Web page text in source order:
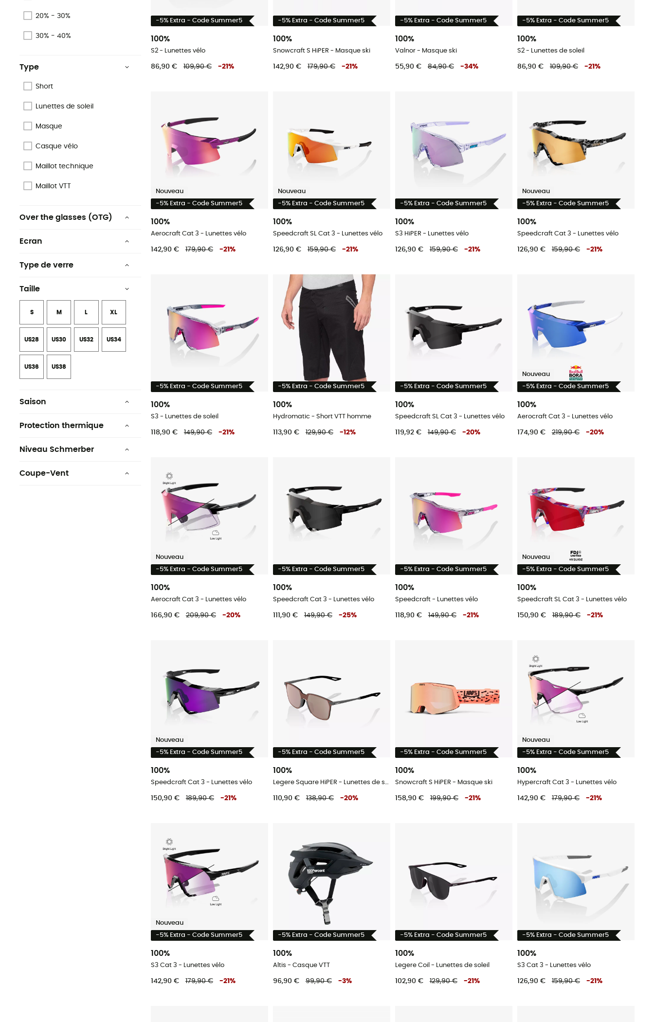
20% - 30%
30% - 40%
Type
Short
Lunettes de soleil
Masque
Casque vélo
Maillot technique
Maillot VTT
Over the glasses (OTG)
Ecran
Type de verre
Taille
S M L XL
US28 US30 US32 US34
US36 US38
Saison
Printemps
Protection thermique
Niveau Schmerber
Coupe-Vent
-5% Extra - Code Summer5
100%
S2 - Lunettes vélo
86,90 € 109,90 € -21 %
-5% Extra - Code Summer5
100%
Snowcraft S HiPER - Masque ski
142,90 € 179,90 € -21 %
-5% Extra - Code Summer5
100%
Valnor - Masque ski
55,90 € 84,90 € -34%
-5% Extra - Code Summer5
100%
S2 - Lunettes de soleil
86,90 € 109,90 € -21 %
Nouveau
-5% Extra - Code Summer5
100%
Aerocraft Cat 3 - Lunettes vélo
142,90 € 179,90 € -21 %
Nouveau
-5% Extra - Code Summer5
100%
Speedcraft SL Cat 3 - Lunettes vélo
126,90 € 159,90 € -21 %
-5% Extra - Code Summer5
100%
S3 HiPER - Lunettes vélo
126,90 € 159,90 € -21 %
Nouveau
-5% Extra - Code Summer5
100%
Speedcraft Cat 3 - Lunettes vélo
126,90 € 159,90 € -21 %
-5% Extra - Code Summer5
100%
S3 - Lunettes de soleil
118,90 € 149,90 € -21 %
-5% Extra - Code Summer5
100%
Hydromatic - Short VTT homme
113,90 € 129,90 € -12%
-5% Extra - Code Summer5
100%
Speedcraft SL Cat 3 - Lunettes vélo
119,92 € 149,90 € -20%
Nouveau
-5% Extra - Code Summer5
100%
Aerocraft Cat 3 - Lunettes vélo
174,90 € 219,90 € -20%
Nouveau
-5% Extra - Code Summer5
100%
Aerocraft Cat 3 - Lunettes vélo
166,90 € 209,90 € -20%
-5% Extra - Code Summer5
100%
Speedcraft Cat 3 - Lunettes vélo
111,90 € 149,90 € -25%
-5% Extra - Code Summer5
100%
Speedcraft - Lunettes vélo
118,90 € 149,90 € -21 %
Nouveau
-5% Extra - Code Summer5
100%
Speedcraft SL Cat 3 - Lunettes vélo
150,90 € 189,90 € -21 %
Nouveau
-5% Extra - Code Summer5
100%
Speedcraft Cat 3 - Lunettes vélo
150,90 € 189,90 € -21 %
-5% Extra - Code Summer5
100%
Legere Square HiPER - Lunettes de soleil
110,90 € 138,90 € -20%
-5% Extra - Code Summer5
100%
Snowcraft S HiPER - Masque ski
158,90 € 199,90 € -21 %
Nouveau
-5% Extra - Code Summer5
100%
Hypercraft Cat 3 - Lunettes vélo
142,90 € 179,90 € -21 %
Nouveau
-5% Extra - Code Summer5
100%
S3 Cat 3 - Lunettes vélo
142,90 € 179,90 € -21 %
-5% Extra - Code Summer5
100%
Altis - Casque VTT
96,90 € 99,90 € -3%
-5% Extra - Code Summer5
100%
Legere Coil - Lunettes de soleil
102,90 € 129,90 € -21 %
-5% Extra - Code Summer5
100%
S3 Cat 3 - Lunettes vélo
126,90 € 159,90 € -21 %